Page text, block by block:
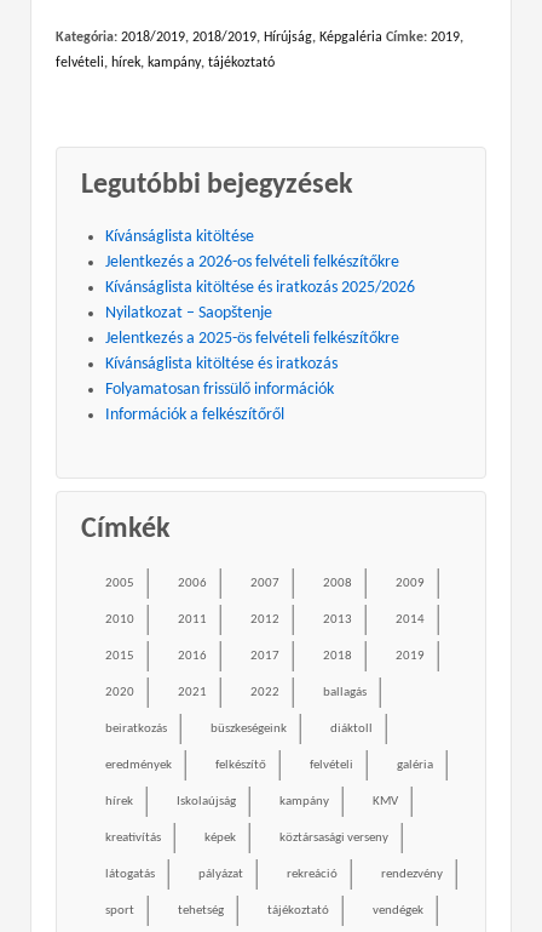
Kategória: 2018/2019, 2018/2019, Hírújság, Képgaléria Címke: 2019,
felvételi, hírek, kampány, tájékoztató
Legutóbbi bejegyzések
Kívánságlista kitöltése
Jelentkezés a 2026-os felvételi felkészítőkre
Kívánságlista kitöltése és iratkozás 2025/2026
Nyilatkozat – Saopštenje
Jelentkezés a 2025-ös felvételi felkészítőkre
Kívánságlista kitöltése és iratkozás
Folyamatosan frissülő információk
Információk a felkészítőről
Címkék
2005 2006 2007 2008 2009
2010 2011 2012 2013 2014
2015 2016 2017 2018 2019
2020 2021 2022 ballagás
beiratkozás büszkeségeink diáktoll
eredmények felkészítő felvételi galéria
hírek Iskolaújság kampány KMV
kreativítás képek köztársasági verseny
látogatás pályázat rekreáció rendezvény
sport tehetség tájékoztató vendégek